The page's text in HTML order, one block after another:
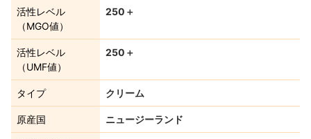
活性レベル
（MGO値）
250＋
活性レベル
（UMF値）
250＋
タイプ クリーム
原産国 ニュージーランド